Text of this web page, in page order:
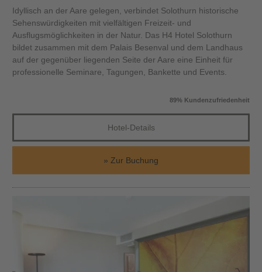
Idyllisch an der Aare gelegen, verbindet Solothurn historische
Sehenswürdigkeiten mit vielfältigen Freizeit- und
Ausflugsmöglichkeiten in der Natur. Das H4 Hotel Solothurn
bildet zusammen mit dem Palais Besenval und dem Landhaus
auf der gegenüber liegenden Seite der Aare eine Einheit für
professionelle Seminare, Tagungen, Bankette und Events.
89% Kundenzufriedenheit
Hotel-Details
Zur Buchung